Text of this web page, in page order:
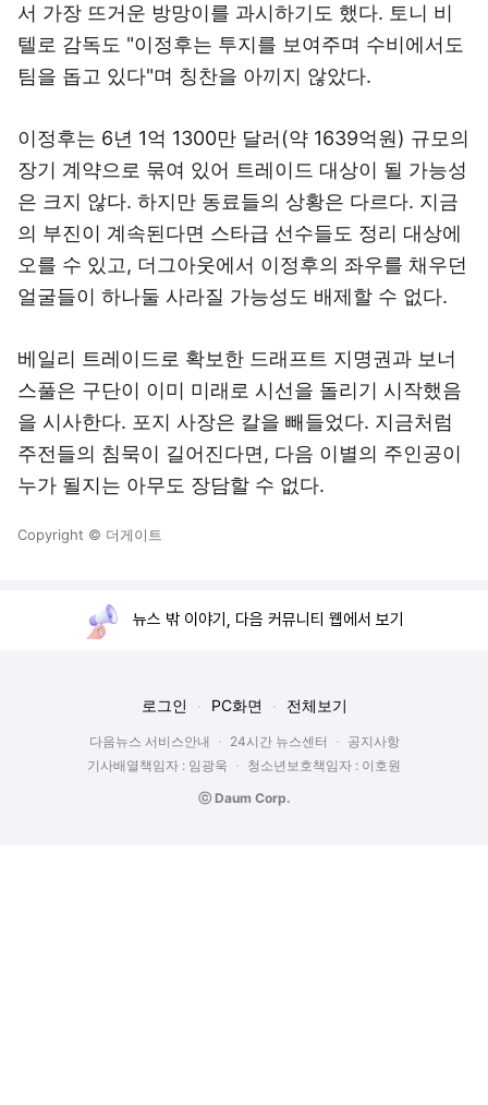
서 가장 뜨거운 방망이를 과시하기도 했다. 토니 비
텔로 감독도 "이정후는 투지를 보여주며 수비에서도
팀을 돕고 있다"며 칭찬을 아끼지 않았다.
이정후는 6년 1억 1300만 달러(약 1639억원) 규모의
장기 계약으로 묶여 있어 트레이드 대상이 될 가능성
은 크지 않다. 하지만 동료들의 상황은 다르다. 지금
의 부진이 계속된다면 스타급 선수들도 정리 대상에
오를 수 있고, 더그아웃에서 이정후의 좌우를 채우던
얼굴들이 하나둘 사라질 가능성도 배제할 수 없다.
베일리 트레이드로 확보한 드래프트 지명권과 보너
스풀은 구단이 이미 미래로 시선을 돌리기 시작했음
을 시사한다. 포지 사장은 칼을 빼들었다. 지금처럼
주전들의 침묵이 길어진다면, 다음 이별의 주인공이
누가 될지는 아무도 장담할 수 없다.
Copyright © 더게이트
뉴스 밖 이야기, 다음 커뮤니티 웹에서 보기
로그인 PC화면 전체보기
다음뉴스 서비스안내 24시간 뉴스센터
공지사항
기사배열책임자 : 임광욱
청소년보호책임자 : 이호원
ⓒ Daum Corp.